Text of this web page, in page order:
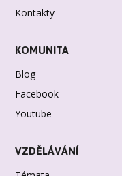
Kontakty
KOMUNITA
Blog
Facebook
Youtube
VZDĚLÁVÁNÍ